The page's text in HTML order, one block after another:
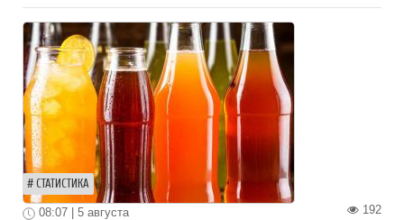
СТАТИСТИКА
192
08:07 | 5 августа